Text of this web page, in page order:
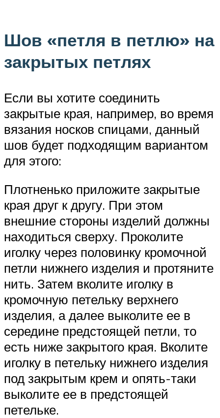
Шов «петля в петлю» на
закрытых петлях
Если вы хотите соединить
закрытые края, например, во время
вязания носков спицами, данный
шов будет подходящим вариантом
для этого:
Плотненько приложите закрытые
края друг к другу. При этом
внешние стороны изделий должны
находиться сверху. Проколите
иголку через половинку кромочной
петли нижнего изделия и протяните
нить. Затем вколите иголку в
кромочную петельку верхнего
изделия, а далее выколите ее в
середине предстоящей петли, то
есть ниже закрытого края. Вколите
иголку в петельку нижнего изделия
под закрытым крем и опять-таки
выколите ее в предстоящей
петельке.